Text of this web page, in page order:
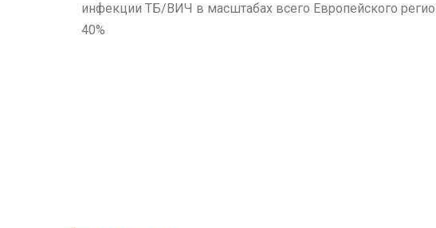
инфекции ТБ/ВИЧ в масштабах всего Европейского
40%